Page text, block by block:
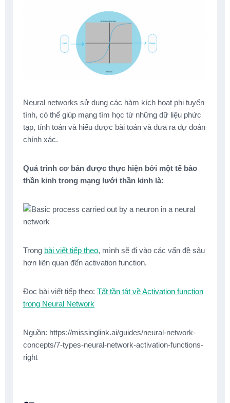
Neural networks sử dụng các hàm kích hoạt phi tuyến
tính, có thể giúp mạng tìm học từ những dữ liệu phức
tạp, tính toán và hiểu được bài toán và đưa ra dự đoán
chính xác.
Quá trình cơ bản được thực hiện bởi một tế bào
thần kinh trong mạng lưới thần kinh là:
Trong bài viết tiếp theo, mình sẽ đi vào các vấn đề sâu
hơn liên quan đến activation function.
Đọc bài viết tiếp theo: Tất tần tật về Activation function
trong Neural Network
Nguồn: https://missinglink.ai/guides/neural-network-
concepts/7-types-neural-network-activation-functions-
right